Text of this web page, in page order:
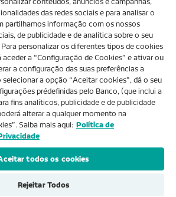
das redes sociais e para analisar o
partilhamos informação com os nossos
de publicidade e de analítica sobre o seu
personalizar os diferentes tipos de cookies
a “Configuração de Cookies” e ativar ou
a configuração das suas preferências a
a opção “Aceitar cookies”, dá o seu
prédefinidas pelo Banco, (que inclui a
fins analíticos, publicidade e de publicidade
alterar a qualquer momento na
Saiba mais aqui: Política de
todos os cookies
Rejeitar Todos